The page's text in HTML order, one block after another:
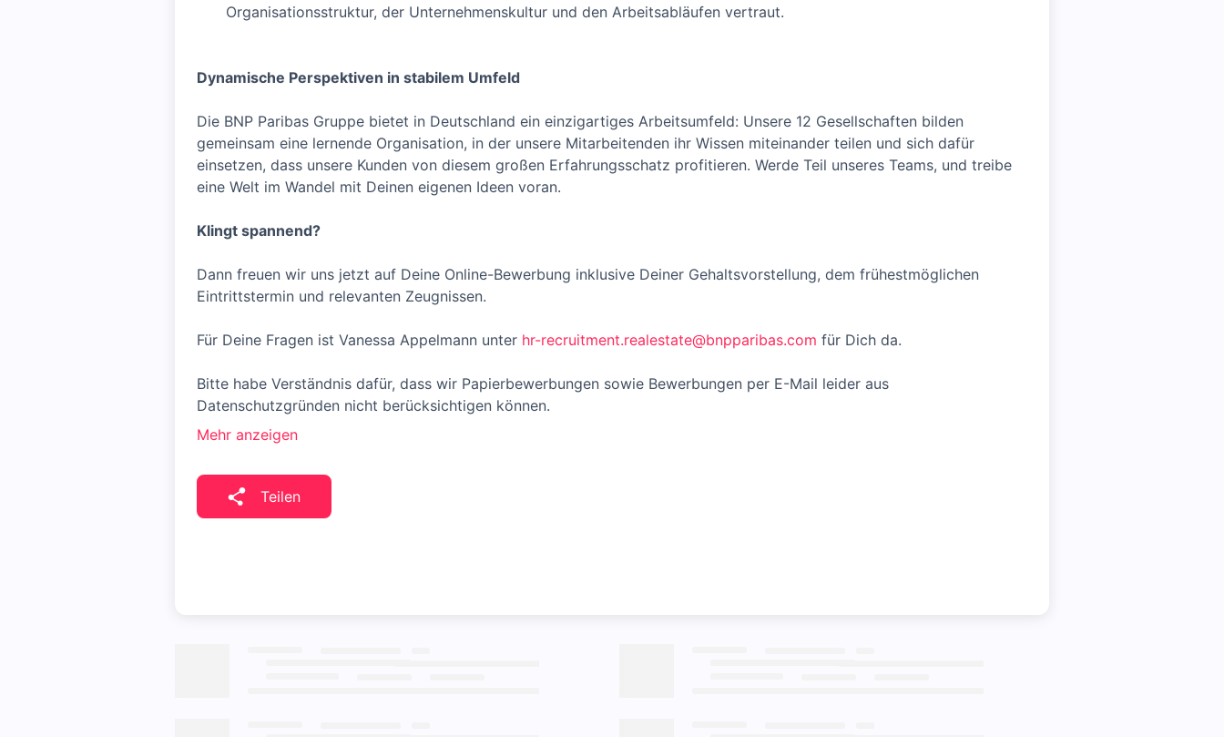
Organisationsstruktur, der Unternehmenskultur und den Arbeitsabläufen vertraut.
Dynamische Perspektiven in stabilem Umfeld
Die BNP Paribas Gruppe bietet in Deutschland ein einzigartiges Arbeitsumfeld: Unsere 12 Gesellschaften bilden
gemeinsam eine lernende Organisation, in der unsere Mitarbeitenden ihr Wissen miteinander teilen und sich dafür
einsetzen, dass unsere Kunden von diesem großen Erfahrungsschatz profitieren. Werde Teil unseres Teams, und treibe
eine Welt im Wandel mit Deinen eigenen Ideen voran.
Klingt spannend?
Dann freuen wir uns jetzt auf Deine Online-Bewerbung inklusive Deiner Gehaltsvorstellung, dem frühestmöglichen
Eintrittstermin und relevanten Zeugnissen.
Für Deine Fragen ist Vanessa Appelmann unter hr-recruitment.realestate@bnpparibas.com für Dich da.
Bitte habe Verständnis dafür, dass wir Papierbewerbungen sowie Bewerbungen per E-Mail leider aus
Datenschutzgründen nicht berücksichtigen können.
Mehr anzeigen
Teilen